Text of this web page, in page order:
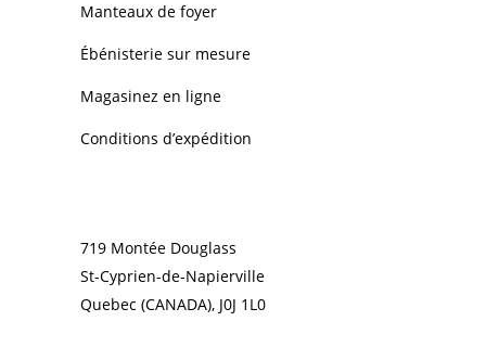
Manteaux de foyer
Ébénisterie sur mesure
Magasinez en ligne
Conditions d’expédition
719 Montée Douglass
St-Cyprien-de-Napierville
Quebec (CANADA), J0J 1L0